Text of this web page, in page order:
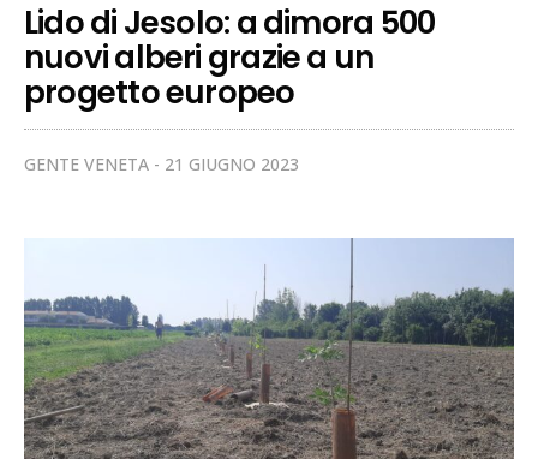
Lido di Jesolo: a dimora 500
nuovi alberi grazie a un
progetto europeo
GENTE VENETA 21 GIUGNO 2023